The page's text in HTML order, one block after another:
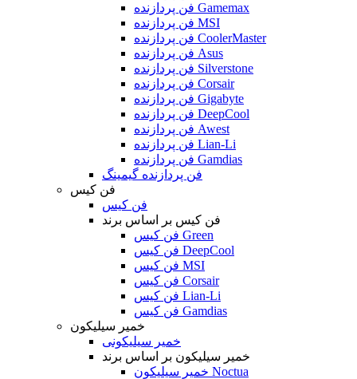
فن پردازنده Gamemax
فن پردازنده MSI
فن پردازنده CoolerMaster
فن پردازنده Asus
فن پردازنده Silverstone
فن پردازنده Corsair
فن پردازنده Gigabyte
فن پردازنده DeepCool
فن پردازنده Awest
فن پردازنده Lian-Li
فن پردازنده Gamdias
فن پردازنده گیمینگ
فن کیس
فن کیس
فن کیس بر اساس برند
فن کیس Green
فن کیس DeepCool
فن کیس MSI
فن کیس Corsair
فن کیس Lian-Li
فن کیس Gamdias
خمیر سیلیکون
خمیر سیلیکونی
خمیر سیلیکون بر اساس برند
خمیر سیلیکون Noctua